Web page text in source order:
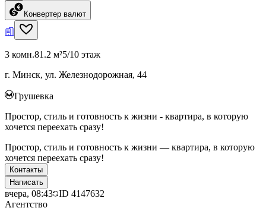
Конвертер валют
3 комн.81.2 м²5/10 этаж
г. Минск, ул. Железнодорожная, 44
Грушевка
Простор, стиль и готовность к жизни - квартира, в которую
хочется переехать сразу!
Простор, стиль и готовность к жизни — квартира, в которую
хочется переехать сразу!
Контакты
Написать
вчера, 08:43 ID 4147632
Агентство